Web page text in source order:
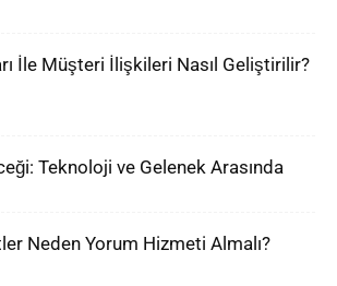
İle Müşteri İlişkileri Nasıl Geliştirilir?
Teknoloji ve Gelenek Arasında
Neden Yorum Hizmeti Almalı?